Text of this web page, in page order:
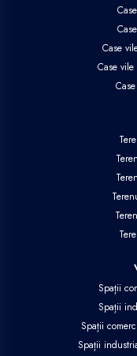
Case
Case
Spații
Spații
Spații
Spații